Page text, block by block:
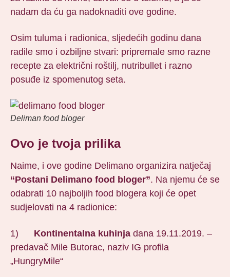
nadam da ću ga nadoknaditi ove godine.
Osim tuluma i radionica, sljedećih godinu dana
radile smo i ozbiljne stvari: pripremale smo razne
recepte za električni roštilj, nutribullet i razno
posuđe iz spomenutog seta.
Deliman food bloger
Ovo je tvoja prilika
Naime, i ove godine Delimano organizira natječaj
“Postani Delimano food bloger”. Na njemu će se
odabrati 10 najboljih food blogera koji će opet
sudjelovati na 4 radionice:
1) Kontinentalna kuhinja dana 19.11.2019. –
predavač Mile Butorac, naziv IG profila
„HungryMile“